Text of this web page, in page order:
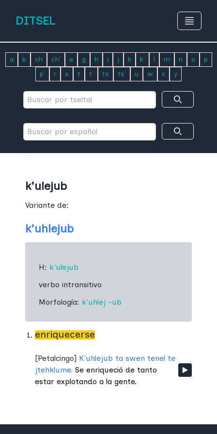
DITSEL
a b ch ch' e g h i j k k' l m n o
p
p'
r s t t' ts ts' u w x y
k'ulejub
Variante de:
k'uhlejub
H: k'ulejub
verbo intransitivo
Morfología: k'uhlej -ub
enriquecerse
[Petalcingo] K'uhlejub ta swen tenel te
jtehklume. Se enriqueció de tanto
estar explotando a la gente.